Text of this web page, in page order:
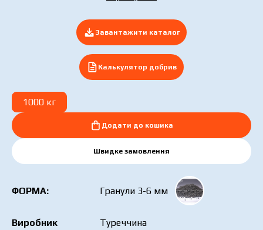
Завантажити каталог
Калькулятор добрив
1000 кг
Додати до кошика
Швидке замовлення
ФОРМА: Гранули 3-6 мм
Виробник Туреччина